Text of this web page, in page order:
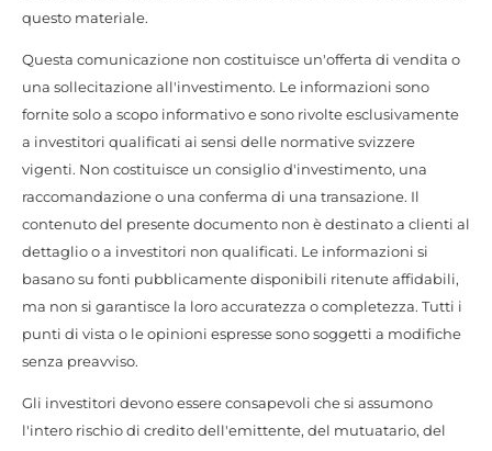
questo materiale.
Questa comunicazione non costituisce un'offerta di vendita o
una sollecitazione all'investimento. Le informazioni sono
fornite solo a scopo informativo e sono rivolte esclusivamente
a investitori qualificati ai sensi delle normative svizzere
vigenti. Non costituisce un consiglio d'investimento, una
raccomandazione o una conferma di una transazione. Il
contenuto del presente documento non è destinato a clienti al
dettaglio o a investitori non qualificati. Le informazioni si
basano su fonti pubblicamente disponibili ritenute affidabili,
ma non si garantisce la loro accuratezza o completezza. Tutti i
punti di vista o le opinioni espresse sono soggetti a modifiche
senza preavviso.
Gli investitori devono essere consapevoli che si assumono
l'intero rischio di credito dell'emittente, del mutuatario, del